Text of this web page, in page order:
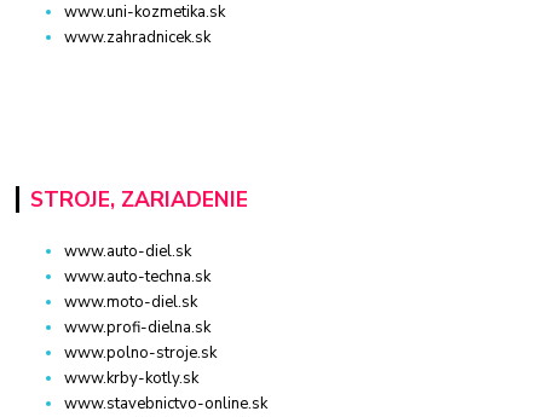
www.uni-kozmetika.sk
www.zahradnicek.sk
STROJE, ZARIADENIE
www.auto-diel.sk
www.auto-techna.sk
www.moto-diel.sk
www.profi-dielna.sk
www.polno-stroje.sk
www.krby-kotly.sk
www.stavebnictvo-online.sk